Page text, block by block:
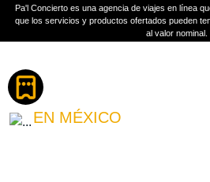
Pa'l Concierto es una agencia de viajes en línea
que los servicios y productos ofertados pueden
al valor nominal.
OSCAR
EN MÉXICO